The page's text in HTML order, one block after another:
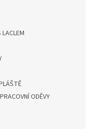
ODĚVY